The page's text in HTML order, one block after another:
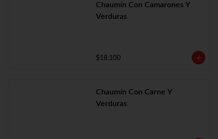
Chaumín Con Camarones Y
Verduras
$18.100
Chaumín Con Carne Y
Verduras